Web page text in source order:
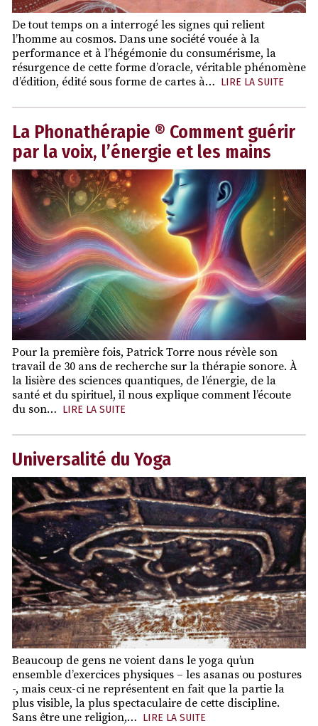
De tout temps on a interrogé les signes qui relient
l’homme au cosmos. Dans une société vouée à la
performance et à l’hégémonie du consumérisme, la
résurgence de cette forme d’oracle, véritable phénomène
d’édition, édité sous forme de cartes à… LIRE LA SUITE
La Phonathérapie ® Comment guérir
par la voix, l’énergie et les mains
Pour la première fois, Patrick Torre nous révèle son
travail de 30 ans de recherche sur la thérapie sonore. À
la lisière des sciences quantiques, de l’énergie, de la
santé et du spirituel, il nous explique comment l’écoute
du son… LIRE LA SUITE
Universalité du Yoga
Beaucoup de gens ne voient dans le yoga qu’un
ensemble d’exercices physiques – les asanas ou postures
-, mais ceux-ci ne représentent en fait que la partie la
plus visible, la plus spectaculaire de cette discipline.
Sans être une religion,… LIRE LA SUITE